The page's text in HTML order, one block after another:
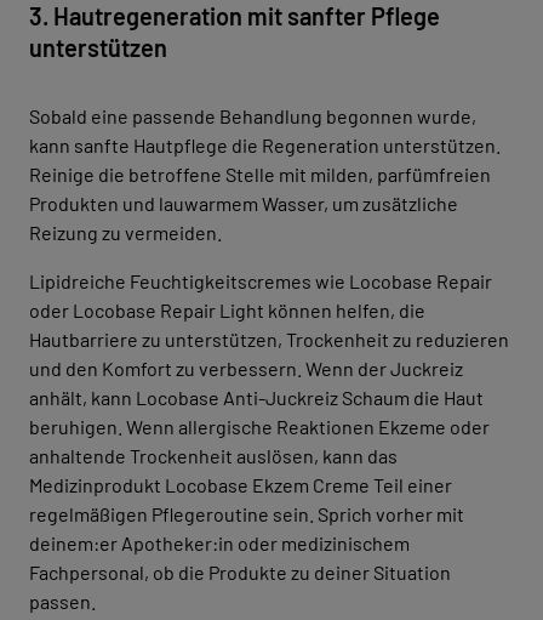
3. Hautregeneration mit sanfter Pflege
unterstützen
Sobald eine passende Behandlung begonnen wurde,
kann sanfte Hautpflege die Regeneration unterstützen.
Reinige die betroffene Stelle mit milden, parfümfreien
Produkten und lauwarmem Wasser, um zusätzliche
Reizung zu vermeiden.
Lipidreiche Feuchtigkeitscremes wie Locobase Repair
oder Locobase Repair Light können helfen, die
Hautbarriere zu unterstützen, Trockenheit zu reduzieren
und den Komfort zu verbessern. Wenn der Juckreiz
anhält, kann Locobase Anti-Juckreiz Schaum die Haut
beruhigen. Wenn allergische Reaktionen Ekzeme oder
anhaltende Trockenheit auslösen, kann das
Medizinprodukt Locobase Ekzem Creme Teil einer
regelmäßigen Pflegeroutine sein. Sprich vorher mit
deinem:er Apotheker:in oder medizinischem
Fachpersonal, ob die Produkte zu deiner Situation
passen.